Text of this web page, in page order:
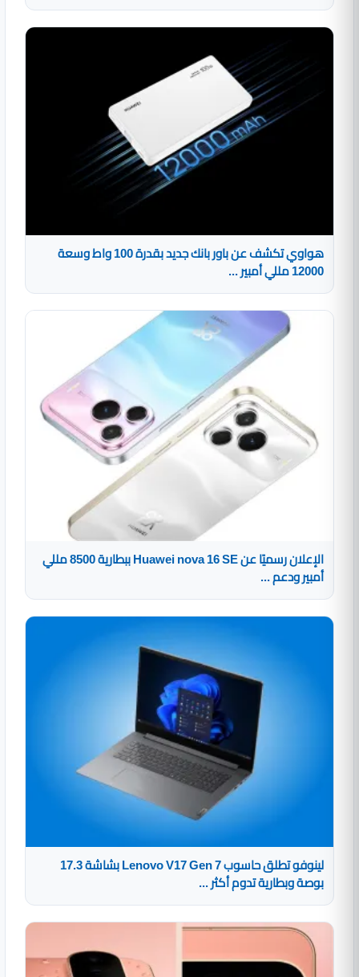
هواوي تكشف عن باور بانك جديد بقدرة 100 واط وسعة
12000 مللي أمبير ...
الإعلان رسميًا عن Huawei nova 16 SE ببطارية 8500 مللي
أمبير ودعم ...
لينوفو تطلق حاسوب Lenovo V17 Gen 7 بشاشة 17.3
بوصة وبطارية تدوم أكثر ...